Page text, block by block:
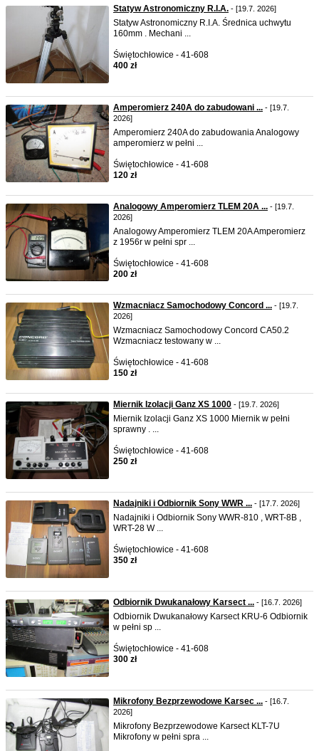
Statyw Astronomiczny R.I.A. - [19.7. 2026]
Statyw Astronomiczny R.I.A. Średnica uchwytu
160mm . Mechani ...
Świętochłowice - 41-608
400 zł
Amperomierz 240A do zabudowani ... - [19.7.
2026]
Amperomierz 240A do zabudowania Analogowy
amperomierz w pełni ...
Świętochłowice - 41-608
120 zł
Analogowy Amperomierz TLEM 20A ... - [19.7.
2026]
Analogowy Amperomierz TLEM 20A Amperomierz
z 1956r w pełni spr ...
Świętochłowice - 41-608
200 zł
Wzmacniacz Samochodowy Concord ... - [19.7.
2026]
Wzmacniacz Samochodowy Concord CA50.2
Wzmacniacz testowany w ...
Świętochłowice - 41-608
150 zł
Miernik Izolacji Ganz XS 1000 - [19.7. 2026]
Miernik Izolacji Ganz XS 1000 Miernik w pełni
sprawny . ...
Świętochłowice - 41-608
250 zł
Nadajniki i Odbiornik Sony WWR ... - [17.7. 2026]
Nadajniki i Odbiornik Sony WWR-810 , WRT-8B ,
WRT-28 W ...
Świętochłowice - 41-608
350 zł
Odbiornik Dwukanałowy Karsect ... - [16.7. 2026]
Odbiornik Dwukanałowy Karsect KRU-6 Odbiornik
w pełni sp ...
Świętochłowice - 41-608
300 zł
Mikrofony Bezprzewodowe Karsec ... - [16.7.
2026]
Mikrofony Bezprzewodowe Karsect KLT-7U
Mikrofony w pełni spra ...